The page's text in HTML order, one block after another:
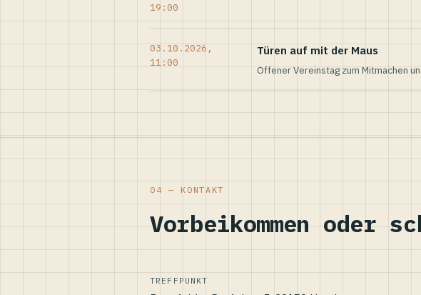
19:00
03.10.2026,
11:00
Türen auf mit der Maus
Offener Vereinstag zum Mitmachen
04 — KONTAKT
Vorbeikommen oder
TREFFPUNKT